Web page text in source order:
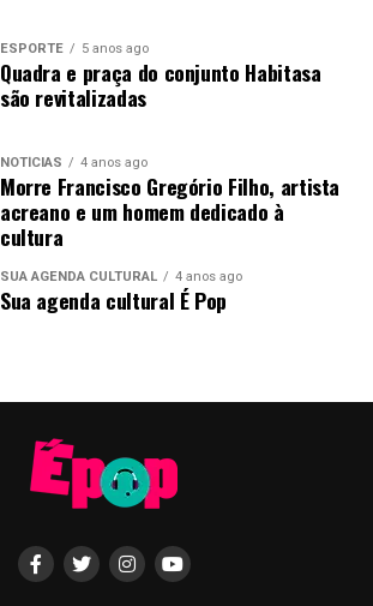
ESPORTE 5 anos ago
Quadra e praça do conjunto Habitasa
são revitalizadas
NOTÍCIAS 4 anos ago
Morre Francisco Gregório Filho, artista
acreano e um homem dedicado à
cultura
SUA AGENDA CULTURAL 4 anos ago
Sua agenda cultural É Pop